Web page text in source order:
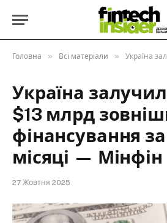
Головна » Всі матеріали » Україна залучила понад
Україна
$13 млрд
фінансування
місяці — Мінфін
27 Жовтня 2025